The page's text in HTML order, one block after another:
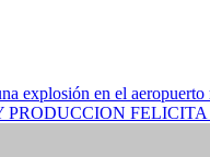
explosión en el
FELICITA